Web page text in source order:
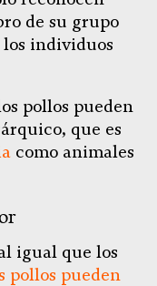
de su grupo
individuos
pollos pueden
que es
como animales
igual que los
pollos pueden